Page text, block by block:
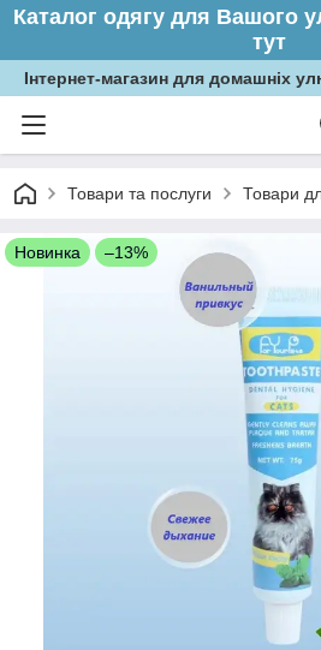
Каталог одягу для Вашого
тут
Інтернет-магазин для домашніх
Товари та послуги Товари
Новинка –13%